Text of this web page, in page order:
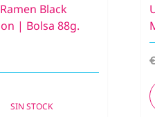
Black
| Bolsa 88g.
SIN STOCK